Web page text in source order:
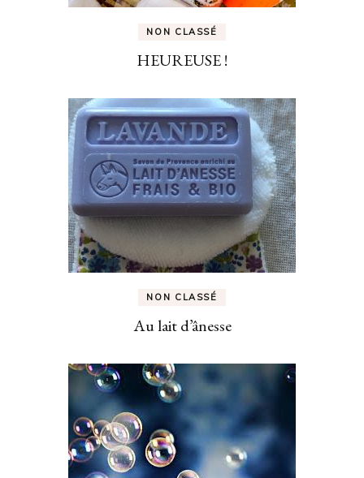
NON CLASSÉ
HEUREUSE !
NON CLASSÉ
Au lait d’ânesse